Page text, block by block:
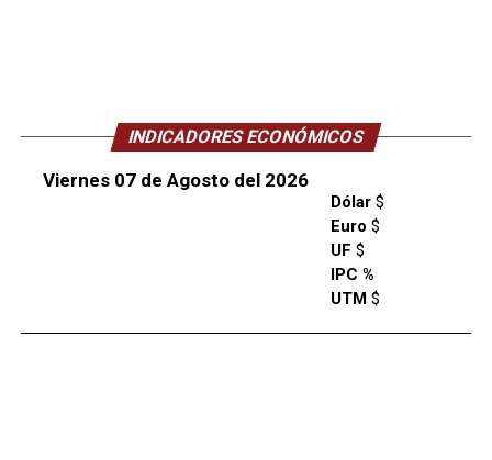
INDICADORES ECONÓMICOS
Viernes 07 de Agosto del 2026
Dólar$
Euro $
UF $
IPC %
UTM$